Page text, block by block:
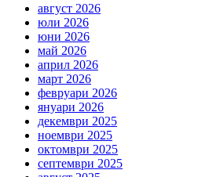
август 2026
юли 2026
юни 2026
май 2026
април 2026
март 2026
февруари 2026
януари 2026
декември 2025
ноември 2025
октомври 2025
септември 2025